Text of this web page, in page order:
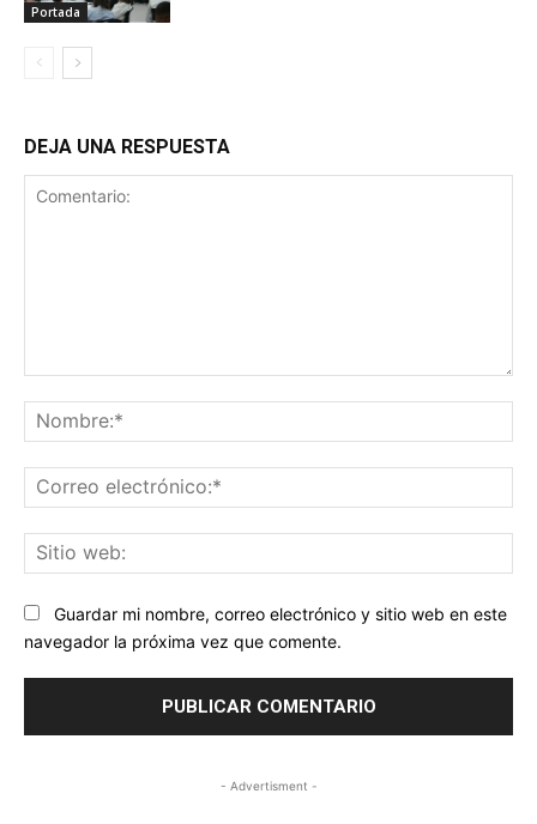
Portada
DEJA UNA RESPUESTA
Guardar mi nombre, correo electrónico y sitio web en este
navegador la próxima vez que comente.
- Advertisment -